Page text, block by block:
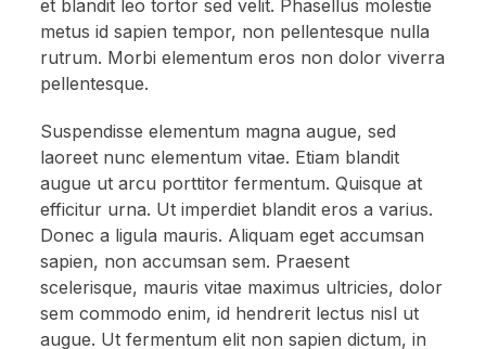
et blandit leo tortor sed velit. Phasellus molestie
metus id sapien tempor, non pellentesque nulla
rutrum. Morbi elementum eros non dolor viverra
pellentesque.
Suspendisse elementum magna augue, sed
laoreet nunc elementum vitae. Etiam blandit
augue ut arcu porttitor fermentum. Quisque at
efficitur urna. Ut imperdiet blandit eros a varius.
Donec a ligula mauris. Aliquam eget accumsan
sapien, non accumsan sem. Praesent
scelerisque, mauris vitae maximus ultricies, dolor
sem commodo enim, id hendrerit lectus nisl ut
augue. Ut fermentum elit non sapien dictum, in